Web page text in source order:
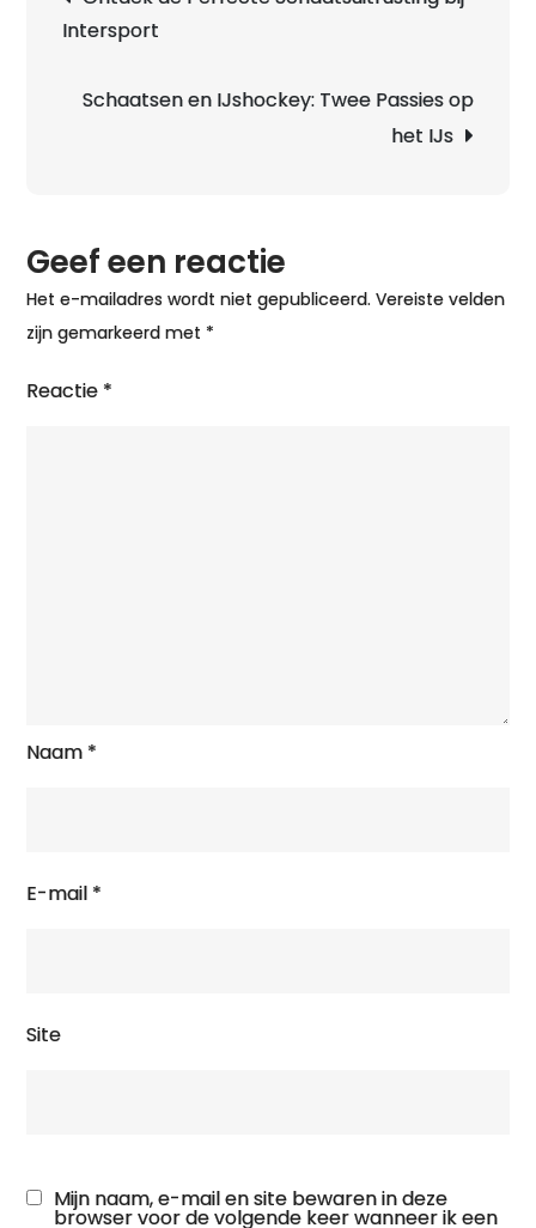
in
Intersport
Schaatsen en IJshockey: Twee Passies op
het IJs
Geef een reactie
Het e-mailadres wordt niet gepubliceerd. Vereiste velden
zijn gemarkeerd met *
Reactie *
Naam *
E-mail *
Site
Mijn naam, e-mail en site bewaren in deze
browser voor de volgende keer wanneer ik een